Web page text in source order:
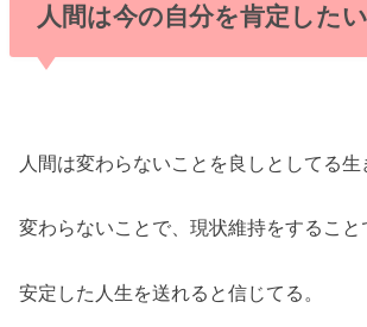
人間は今の自分を肯定したい
人間は変わらないことを良しとしてる生
変わらないことで、現状維持をすること
安定した人生を送れると信じてる。